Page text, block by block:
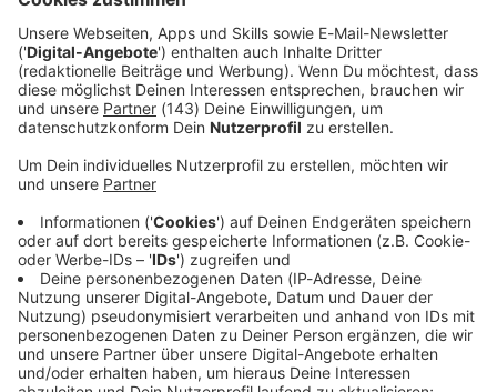
Foto: Jake Parkinson / Pixabay
Ab sofort heißt es:Sendersuchlauf starten und mit ROCK
Denn ROCK ANTENNE gibts jetzt deutschlandweit nicht nur
über DAB+, sondern auch über Kabel! Ja, die zweite Buchse
beim Kabelanschluss in der Wand ist nämlich fürs Radio. :-)
Daneben bleiben natürlich der weltweite Zugriff über
Speakerwie Alexa,Webradiound die kostenloseROCK
ANTENNE-AppoderSmart-TV-Appsowie die klassischen
Empfangswege viaDAB+,Satellitund in einigen Rock Cities
zusätzlich überUKW, weiterhin bestehen.